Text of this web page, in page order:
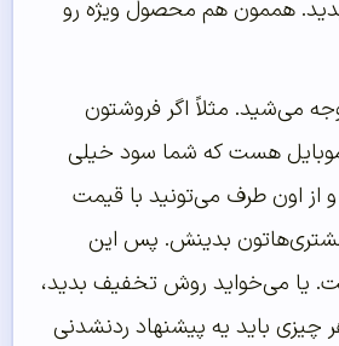
هممون هم محصول ویژه رو
می‌شید. مثلاً اگر فروشتون
موبایل هست که شما سود خیلی
اون طرف می‌تونید با قیمت
بدینش. پس این
یا می‌خواید روش تخفیف بدید،
چیزی باید یه پیشنهاد ردنشدنی